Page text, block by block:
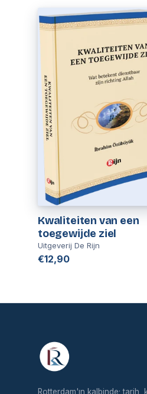
Kwaliteiten van een
toegewijde ziel
Uitgeverij De Rijn
€12,90
Rotterdam'ın kalbinde; tarih,